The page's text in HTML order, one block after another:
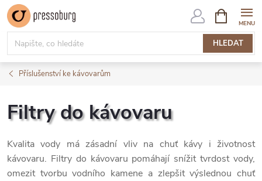
Přejít
na
obsah
HLEDAT
NÁKUPNÍ
KOŠÍK
Příslušenství ke kávovarům
Filtry do kávovaru
Kvalita vody má zásadní vliv na chuť kávy i životnost
kávovaru. Filtry do kávovaru pomáhají snížit tvrdost vody,
omezit tvorbu vodního kamene a zlepšit výslednou chuť